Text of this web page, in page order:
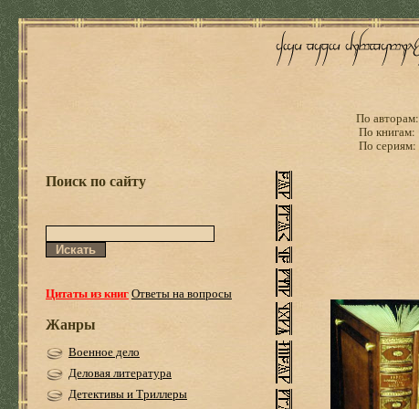
По авторам:
По книгам:
По сериям:
Поиск по сайту
Цитаты из книгОтветы на вопросы
Жанры
Военное дело
Деловая литература
Детективы и Триллеры